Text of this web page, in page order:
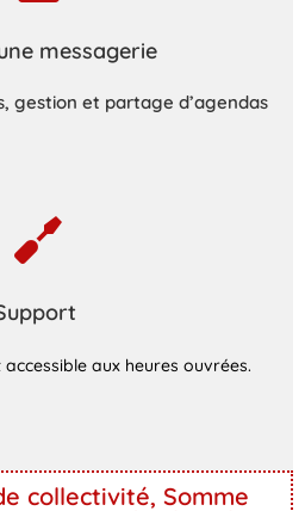
messagerie
gestion et partage d’agendas
aux heures ouvrées.
collectivité, Somme